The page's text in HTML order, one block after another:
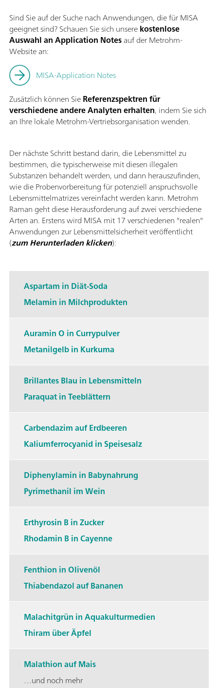
Sind Sie auf der Suche nach Anwendungen, die für MISA
geeignet sind? Schauen Sie sich unserekostenlose
Auswahl an Application Notesauf der Metrohm-
Website an:
MISA-Application Notes
Zusätzlich können SieReferenzspektren für
verschiedene andere Analyten erhalten, indem Sie sich
an Ihre lokale Metrohm-Vertriebsorganisation wenden.
Der nächste Schritt bestand darin, die Lebensmittel zu
bestimmen, die typischerweise mit diesen illegalen
Substanzen behandelt werden, und dann herauszufinden,
wie die Probenvorbereitung für potenziell anspruchsvolle
Lebensmittelmatrizes vereinfacht werden kann. Metrohm
Raman geht diese Herausforderung auf zwei verschiedene
Arten an. Erstens wird MISA mit 17 verschiedenen "realen"
Anwendungen zur Lebensmittelsicherheit veröffentlicht
(zum Herunterladen klicken):
Aspartam in Diät-Soda
Melamin in Milchprodukten
Auramin O in Currypulver
Metanilgelb in Kurkuma
Brillantes Blau in Lebensmitteln
Paraquat in Teeblättern
Carbendazim auf Erdbeeren
Kaliumferrocyanid in Speisesalz
Diphenylamin in Babynahrung
Pyrimethanil im Wein
Erthyrosin B in Zucker
Rhodamin B in Cayenne
Fenthion in Olivenöl
Thiabendazol auf Bananen
Malachitgrün in Aquakulturmedien
Thiram über Äpfel
Malathion auf Mais
…und noch mehr